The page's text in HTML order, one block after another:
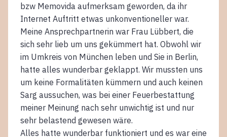
bzw Memovida aufmerksam geworden, da ihr
Internet Auftritt etwas unkonventioneller war.
Meine Ansprechpartnerin war Frau Lübbert, die
sich sehr lieb um uns gekümmert hat. Obwohl wir
im Umkreis von München leben und Sie in Berlin,
hatte alles wunderbar geklappt. Wir mussten uns
um keine Formalitäten kümmern und auch keinen
Sarg aussuchen, was bei einer Feuerbestattung
meiner Meinung nach sehr unwichtig ist und nur
sehr belastend gewesen wäre.
Alles hatte wunderbar funktioniert und es war eine